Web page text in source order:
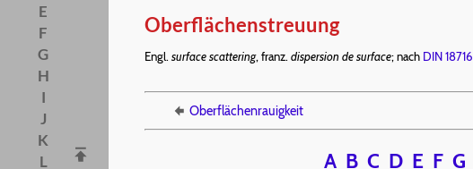
E
F
G
H
I
J
K
L
Oberflächenstreuung
Engl. surface scattering, franz. dispersion de surface; nach DIN 18716
Oberflächenrauigkeit
A B C D E F G